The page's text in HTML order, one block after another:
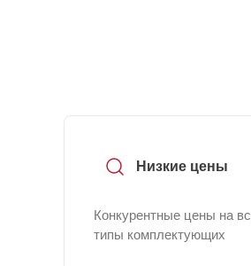
Низкие цены
Конкурентные цены на
типы комплектующих